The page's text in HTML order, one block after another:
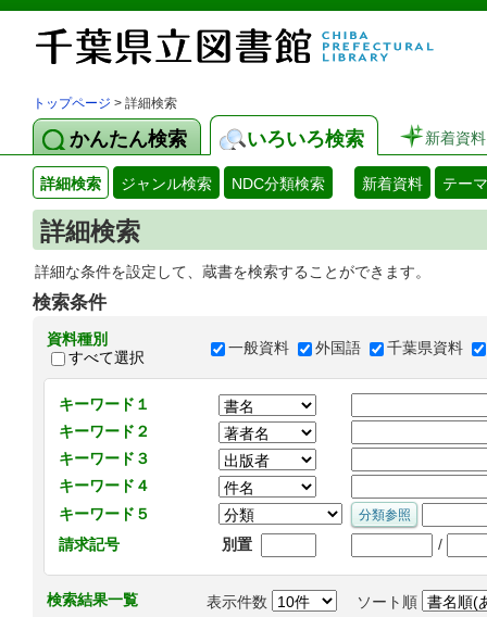
トップページ > 詳細検索
かんたん検索 いろいろ検索 新着資料
詳細検索 ジャンル検索 NDC分類検索 新着資料 テー
詳細検索
詳細な条件を設定して、蔵書を検索することができます。
検索条件
資料種別
すべて選択
一般資料 外国語 千葉県資料
キーワード１
キーワード２
キーワード３
キーワード４
キーワード５
請求記号
別置 /
検索結果一覧 表示件数 ソート順